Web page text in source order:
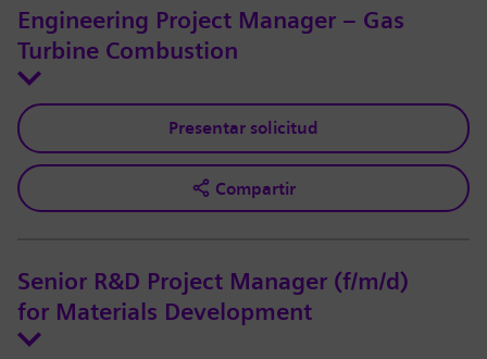
Engineering Project Manager – Gas
Turbine Combustion
Presentar solicitud
Compartir
Senior R&D Project Manager (f/m/d)
for Materials Development